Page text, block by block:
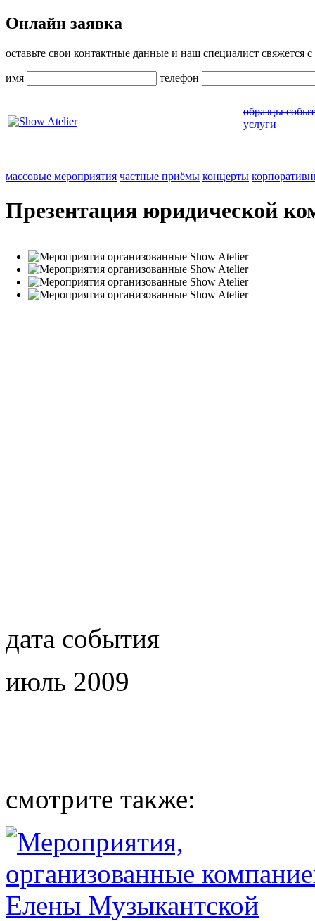
Онлайн заявка
оставьте свои контактные данные и наш специалист свяжется
имя телефон
образцы
услуги
массовые мероприятия частные приёмы концерты
Презентация юридической
дата события
июль 2009
смотрите также: